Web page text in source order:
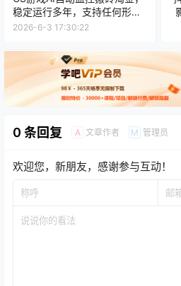
稳定运行多年，支持任何形式
验证，日入300+
2026-6-3 17:30:22
0 条回复 A 文章作者 M 管理员
欢迎您，新朋友，感谢参与互动！